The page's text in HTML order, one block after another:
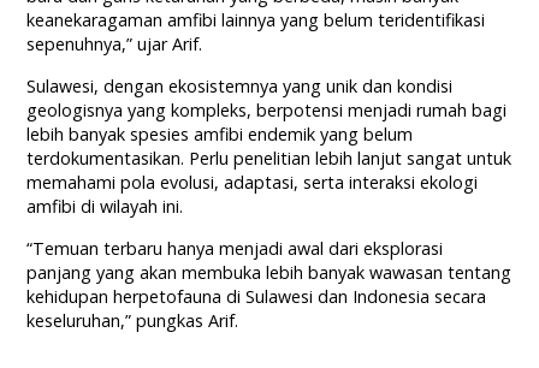
keanekaragaman amfibi lainnya yang belum teridentifikasi
sepenuhnya,” ujar Arif.
Sulawesi, dengan ekosistemnya yang unik dan kondisi
geologisnya yang kompleks, berpotensi menjadi rumah bagi
lebih banyak spesies amfibi endemik yang belum
terdokumentasikan. Perlu penelitian lebih lanjut sangat untuk
memahami pola evolusi, adaptasi, serta interaksi ekologi
amfibi di wilayah ini.
“Temuan terbaru hanya menjadi awal dari eksplorasi
panjang yang akan membuka lebih banyak wawasan tentang
kehidupan herpetofauna di Sulawesi dan Indonesia secara
keseluruhan,” pungkas Arif.